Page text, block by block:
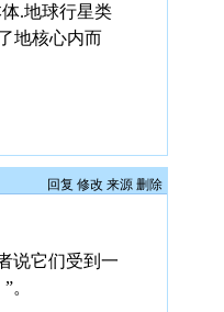
.地球行星类
地核心内而
回复 修改 来源 删除
说它们受到一
。